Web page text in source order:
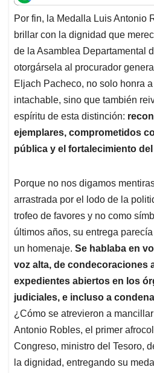
t
s
A
p
p
e
b
o
o
k
k
e
d
I
n
i
l
e
a
d
s
Por fin, la Medalla Luis Antonio
brillar con la dignidad que
de la Asamblea Departamental
otorgársela al procurador
Eljach Pacheco, no solo honra
intachable, sino que también
espíritu de esta distinción:
ejemplares, comprometidos
pública y el fortalecimiento
Porque no nos digamos
arrastrada por el lodo de la
trofeo de favores y no como
últimos años, su entrega
un homenaje. Se hablaba en
voz alta, de condecoraciones
expedientes abiertos en los
judiciales, e incluso a
¿Cómo se atrevieron a
Antonio Robles, el primer
Congreso, ministro del Tesoro,
la dignidad, entregando su